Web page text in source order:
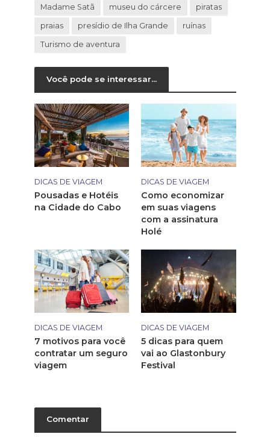
Madame Satã museu do cárcere piratas
praias presídio de Ilha Grande ruínas
Turismo de aventura
Você pode se interessar...
DICAS DE VIAGEM
Pousadas e Hotéis
na Cidade do Cabo
DICAS DE VIAGEM
Como economizar
em suas viagens
com a assinatura
Holé
DICAS DE VIAGEM
7 motivos para você
contratar um seguro
viagem
DICAS DE VIAGEM
5 dicas para quem
vai ao Glastonbury
Festival
Comentar